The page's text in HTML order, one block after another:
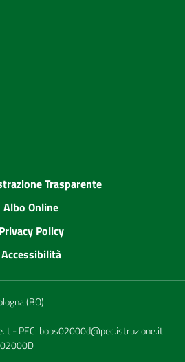
Trasparente
Albo Online
Privacy Policy
Accessibilità
(BO)
- PEC: bops02000d@pec.istruzione.it